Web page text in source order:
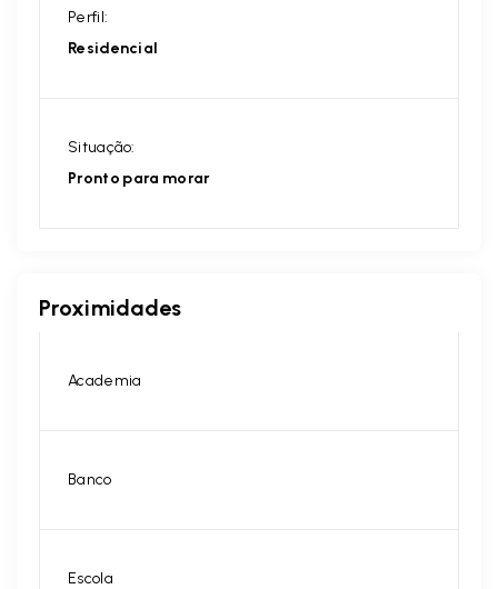
Perfil:
Residencial
Situação:
Pronto para morar
Proximidades
Academia
Banco
Escola